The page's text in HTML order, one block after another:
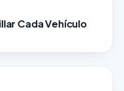
Cada Vehículo